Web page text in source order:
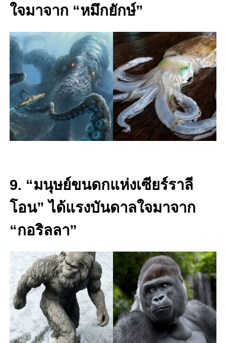
ใจมาจาก “หมึกยักษ์”
9. “มนุษย์ขนดกแห่งเซียร์ราลี
โอน” ได้แรงบันดาลใจมาจาก
“กอริลลา”